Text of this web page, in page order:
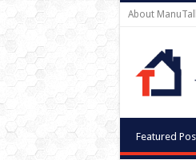
About
Featured